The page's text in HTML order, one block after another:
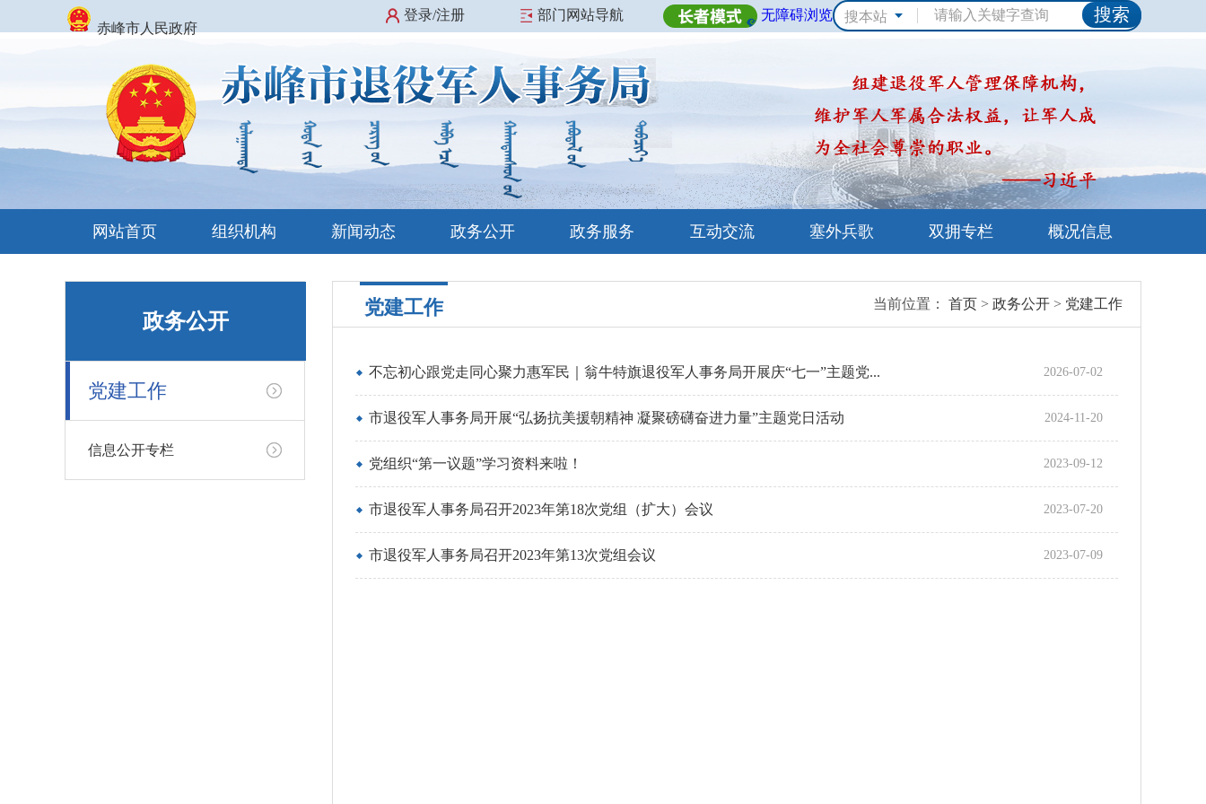
赤峰市人民政府
搜本站
登录/注册 部门网站导航 无障碍浏览
网站首页 组织机构 新闻动态 政务公开 政务服务 互动交流 塞外兵歌 双拥专栏 概况信息
政务公开
党建工作
信息公开专栏
党建工作 当前位置： 首页 > 政务公开 > 党建工作
不忘初心跟党走同心聚力惠军民｜翁牛特旗退役军人事务局开展庆“七一”主题党... 2026-07-02
市退役军人事务局开展“弘扬抗美援朝精神 凝聚磅礴奋进力量”主题党日活动 2024-11-20
党组织“第一议题”学习资料来啦！ 2023-09-12
市退役军人事务局召开2023年第18次党组（扩大）会议 2023-07-20
市退役军人事务局召开2023年第13次党组会议 2023-07-09